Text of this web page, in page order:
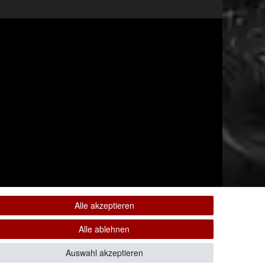
Rechte vorbehalten.
* Pflichtfeld
Alle akzeptieren
Alle ablehnen
Auswahl akzeptieren